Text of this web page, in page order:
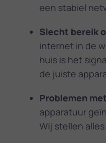
een stabiel
Slecht bereik
internet in de
huis is het
de juiste
Problemen
apparatuur
Wij stellen